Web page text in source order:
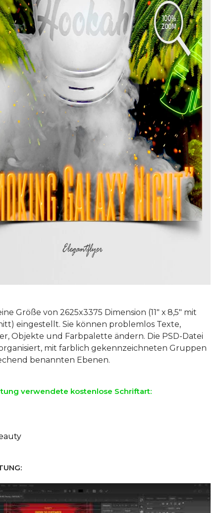
Größe von 2625x3375 Dimension (11″ х 8,5″ mit
eingestellt. Sie können problemlos Texte,
Objekte und Farbpalette ändern. Die PSD-Datei
mit farblich gekennzeichneten Gruppen
verwendete kostenlose Schriftart: